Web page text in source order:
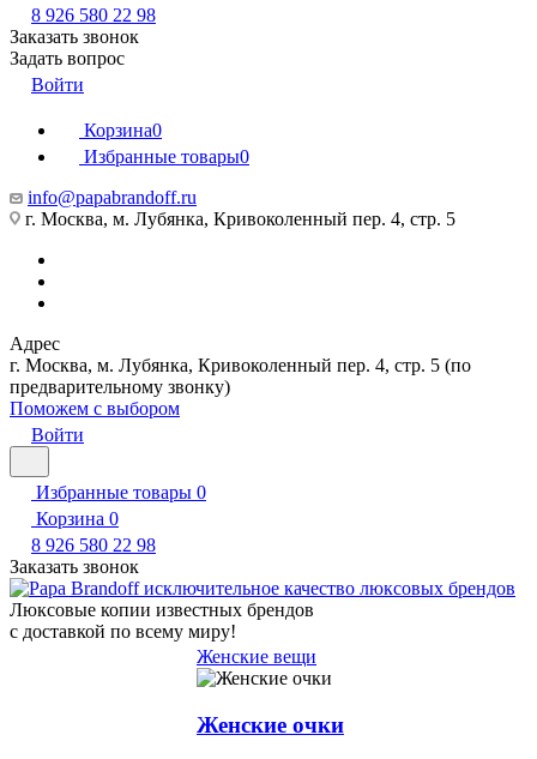
8 926 580 22 98
Заказать звонок
Задать вопрос
Войти
Корзина0
Избранные товары0
info@papabrandoff.ru
г. Москва, м. Лубянка, Кривоколенный пер. 4, стр. 5
Адрес
г. Москва, м. Лубянка, Кривоколенный пер. 4, стр. 5 (по
предварительному звонку)
Поможем с выбором
Войти
Избранные товары 0
Корзина 0
8 926 580 22 98
Заказать звонок
Люксовые копии известных брендов
с доставкой по всему миру!
Женские вещи
Женские очки